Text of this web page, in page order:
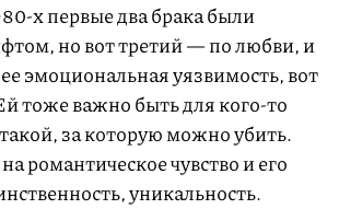
х первые два брака были
но вот третий — по любви, и
эмоциональная уязвимость, вот
тоже важно быть для кого-то
за которую можно убить.
романтическое чувство и его
уникальность.